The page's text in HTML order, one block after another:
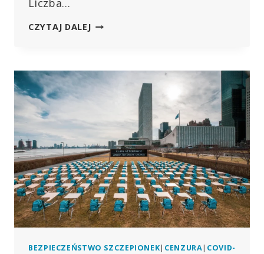
Liczba…
CZYTAJ DALEJWZROST
W
ZBIEGA
W
CZASIE
Z
WPROWADZENIEM
SZCZEPIONEK
PRZECIWKO
COVID-
BEZPIECZEŃSTWO SZCZEPIONEK| CENZURA| COVID-